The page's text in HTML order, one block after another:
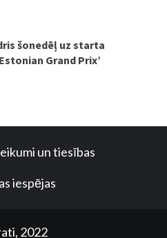
šonedēļ uz starta
Grand Prix’
un tiesības
iespējas
2022